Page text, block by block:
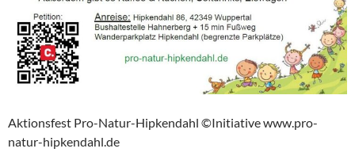
Aktionsfest Pro-Natur-Hipkendahl ©Initiative www.pro-
natur-hipkendahl.de